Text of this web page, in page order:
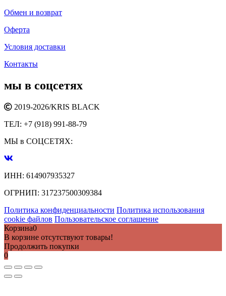
Обмен и возврат
Оферта
Условия доставки
Контакты
мы в соцсетях
2019-2026/KRIS BLACK
ТЕЛ: +7 (918) 991-88-79
МЫ в СОЦСЕТЯХ:
ИНН: 614907935327
ОГРНИП: 317237500309384
Политика конфиденциальности Политика использования
cookie файлов Пользовательское соглашение
Корзина0
В корзине отсутствуют товары!
Продолжить покупки
0